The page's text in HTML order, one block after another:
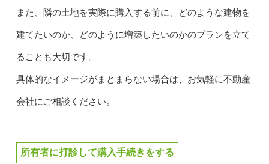
また、隣の土地を実際に購入する前に、どのような建物を
建てたいのか、どのように増築したいのかのプランを立て
ることも大切です。
具体的なイメージがまとまらない場合は、お気軽に不動産
会社にご相談ください。
所有者に打診して購入手続きをする